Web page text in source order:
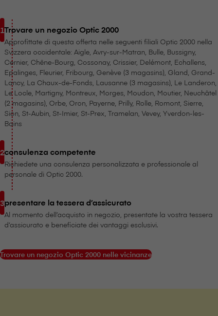
Trovare un negozio Optic 2000
Approfittate di questa offerta nelle seguenti filiali Optic 2000 nella
Svizzera occidentale: Aigle, Avry-sur-Matran, Bulle, Bussigny,
Cernier, Chêne-Bourg, Cossonay, Crissier, Delémont, Echallens,
Epalinges, Fleurier, Fribourg, Genève (3 magasins), Gland, Grand-
Lancy, La Chaux-de-Fonds, Lausanne (3 magasins), Le Landeron,
Le Locle, Martigny, Montreux, Morges, Moudon, Moutier, Neuchâtel
(2 magasins), Orbe, Oron, Payerne, Prilly, Rolle, Romont, Sierre,
Sion, St-Aubin, St-Imier, St-Prex, Tramelan, Vevey, Yverdon-les-
Bains
consulenza competente
Richiedete una consulenza personalizzata e professionale al
personale di Optic 2000.
presentare la tessera d’assicurato
Al momento dell’acquisto in negozio, presentate la vostra tessera
d’assicurato e beneficiate dei vantaggi esclusivi.
Trovare un negozio Optic 2000 nelle vicinanze